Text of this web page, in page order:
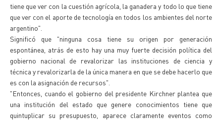
tiene que ver con la cuestión agrícola, la ganadera y todo lo que tiene
que ver con el aporte de tecnología en todos los ambientes del norte
argentino".
Significó que "ninguna cosa tiene su origen por generación
espontánea, atrás de esto hay una muy fuerte decisión política del
gobierno nacional de revalorizar las instituciones de ciencia y
técnica y revalorizarla de la única manera en que se debe hacerlo que
es con la asignación de recursos".
"Entonces, cuando el gobierno del presidente Kirchner plantea que
una institución del estado que genere conocimientos tiene que
quintuplicar su presupuesto, aparece claramente eventos como